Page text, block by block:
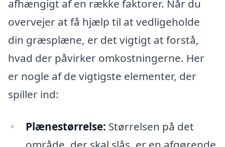
afhængigt af en række faktorer. Når du
overvejer at få hjælp til at vedligeholde
din græsplæne, er det vigtigt at forstå,
hvad der påvirker omkostningerne. Her
er nogle af de vigtigste elementer, der
spiller ind:
Plænestørrelse: Størrelsen på det